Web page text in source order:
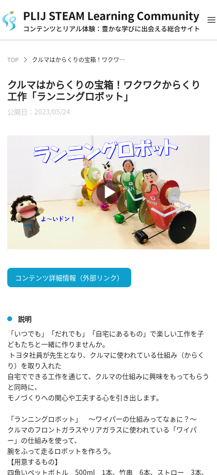
TOP クルマはからくりの宝箱！ワクワクからくり工作「ランニングロボット」
クルマはからくりの宝箱！ワクワクからくり
工作「ランニングロボット」
公開日：2023/05/24
コンテンツ詳細情報（外部リンク）
説明
「いつでも」「だれでも」「自宅にあるもの」で楽しい工作を子
どもたちと一緒に作りませんか。
り）を取り入れた
自宅でできる工作を通じて、クルマの仕組みに興味をもってもらう
と同時に、
モノづくりへの関心や工夫する心を引き出します。
「ランニングロボット」　～ワイパーの仕組みってなぁに？～
クルマのフロントガラスやリアガラスに使われている「ワイパ
ー」の仕組みを使って、
腕をふって走るロボットを作ろう。
【用意するもの】
四角いペットボトル　500ml　1本、竹串　6本、ストロー　3本、